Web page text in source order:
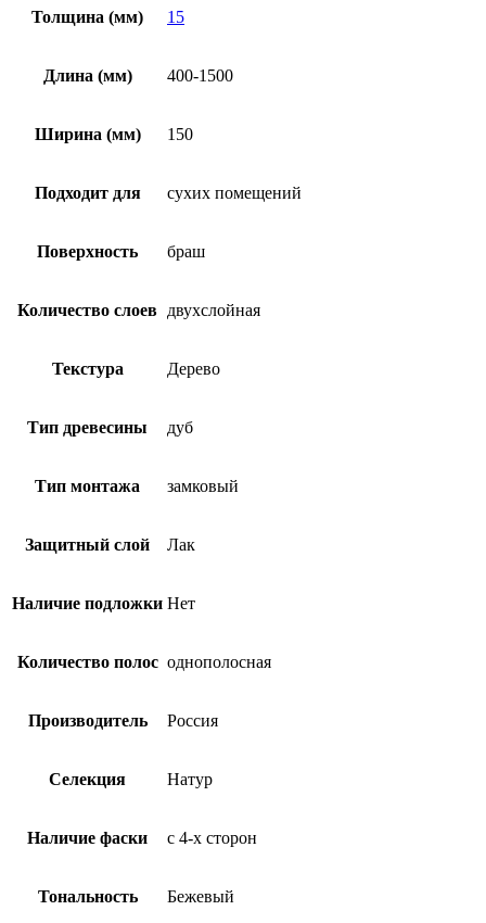
Толщина (мм) 15
Длина (мм) 400-1500
Ширина (мм) 150
Подходит для сухих помещений
Поверхность браш
Количество слоев двухслойная
Текстура Дерево
Тип древесины дуб
Тип монтажа замковый
Защитный слой Лак
Наличие подложки Нет
Количество полос однополосная
Производитель Россия
Селекция Натур
Наличие фаски с 4-х сторон
Тональность Бежевый